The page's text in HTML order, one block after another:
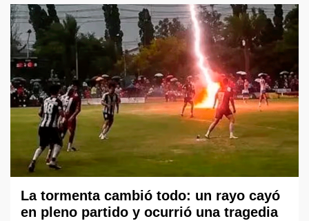
La tormenta cambió todo: un rayo cayó
en pleno partido y ocurrió una tragedia